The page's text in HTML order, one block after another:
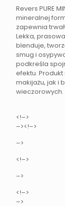
Revers PURE
mineralnej
zapewnia
Lekka,
blenduje,
smug i
podkreśla
efektu.
makijażu, jak i
wieczorowych.
<!–>
–><!–>
–>
<!–>
–>
<!–>
–>